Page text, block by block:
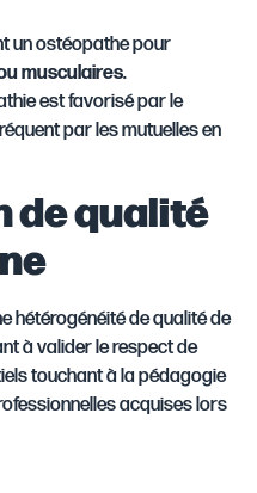
un ostéopathe pour
musculaires.
est favorisé par le
par les mutuelles en
de qualité
hétérogénéité de qualité de
à valider le respect de
touchant à la pédagogie
acquises lors